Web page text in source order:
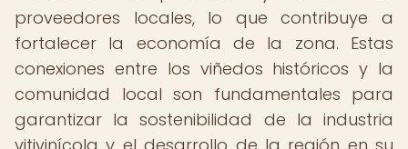
proveedores locales, lo que contribuye a
fortalecer la economía de la zona. Estas
conexiones entre los viñedos históricos y la
comunidad local son fundamentales para
garantizar la sostenibilidad de la industria